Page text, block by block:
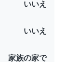
いいえ
いいえ
家族の家で